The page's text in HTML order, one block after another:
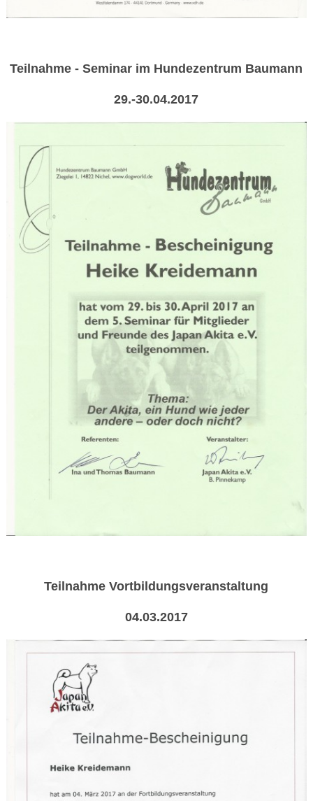
Teilnahme - Seminar im Hundezentrum Baumann
29.-30.04.2017
Teilnahme Vortbildungsveranstaltung
04.03.2017